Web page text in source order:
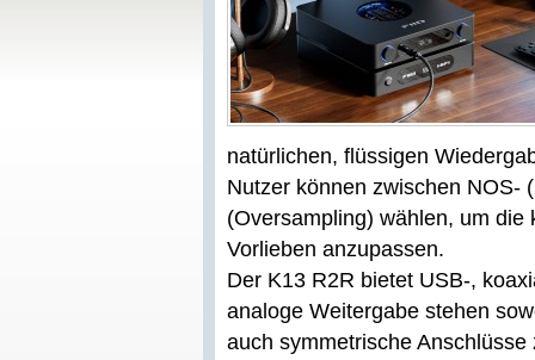
natürlichen, flüssigen
Nutzer können zwischen NOS-
(Oversampling) wählen, um
Vorlieben anzupassen.
Der K13 R2R bietet USB-,
analoge Weitergabe stehen
auch symmetrische